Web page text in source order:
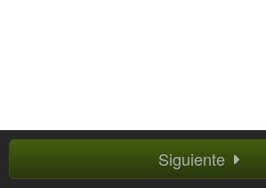
Siguiente